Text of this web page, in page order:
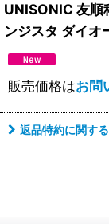
UNISONIC 友
ンジスタ ダイオ
販売価格はお問
返品特約に関す